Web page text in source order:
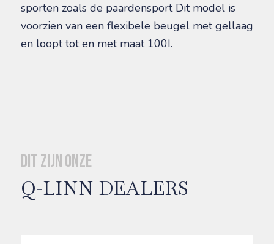
sporten zoals de paardensport Dit model is
voorzien van een flexibele beugel met gellaag
en loopt tot en met maat 100I.
Dit zijn onze
Q-LINN DEALERS